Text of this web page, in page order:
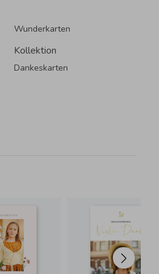
Wunderkarten
Kollektion
Dankeskarten